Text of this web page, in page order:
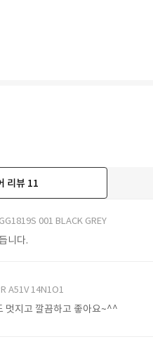
리뷰 11
001 BLACK GREY
니다.
A51V 14N1O1
멋지고 깔끔하고 좋아요~^^